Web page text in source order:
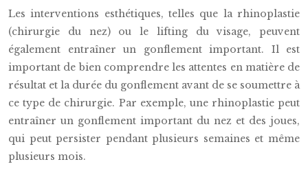
Les interventions esthétiques, telles que la rhinoplastie
(chirurgie du nez) ou le lifting du visage, peuvent
également entraîner un gonflement important. Il est
important de bien comprendre les attentes en matière de
résultat et la durée du gonflement avant de se soumettre à
ce type de chirurgie. Par exemple, une rhinoplastie peut
entraîner un gonflement important du nez et des joues,
qui peut persister pendant plusieurs semaines et même
plusieurs mois.